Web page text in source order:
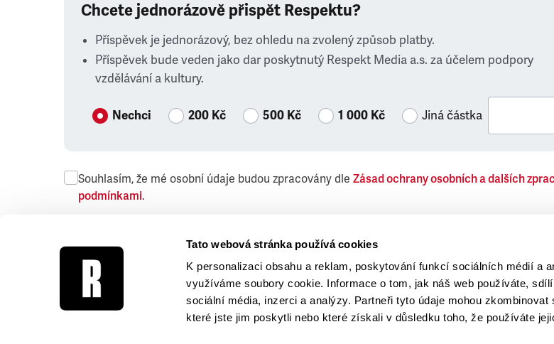
Tato webová stránka používá cookies
K personalizaci obsahu a reklam, poskytování funkcí sociálních médií a
využíváme soubory cookie. Informace o tom, jak náš web používáte,
sociální média, inzerci a analýzy. Partneři tyto údaje mohou zkombinovat
které jste jim poskytli nebo které získali v důsledku toho, že používáte
Chcete jednorázově přispět Respektu?
Příspěvek je jednorázový, bez ohledu na zvolený způsob platby.
Příspěvek bude veden jako dar poskytnutý Respekt Media a.s. za účelem podpory
vzdělávání a kultury.
Nechci 200 Kč 500 Kč 1 000 Kč Jiná částka
Souhlasím, že mé osobní údaje budou zpracovány dle Zásad ochrany osobních a dalších
podmínkami.